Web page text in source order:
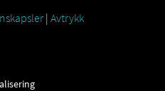
| Avtrykk